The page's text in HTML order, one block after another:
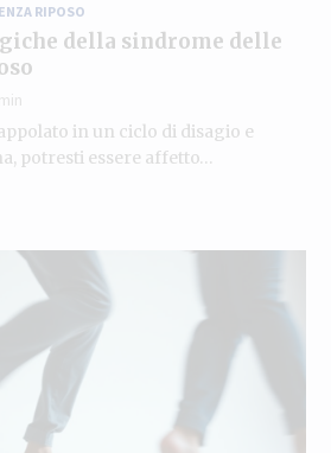
RIPOSO
della sindrome delle
in un ciclo di disagio e
potresti essere affetto…